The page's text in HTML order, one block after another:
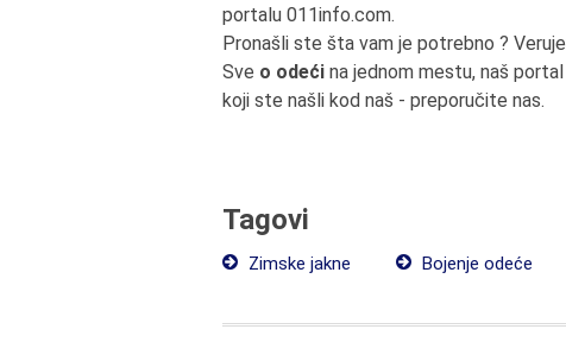
portalu 011info.com.
Pronašli ste šta vam je potrebno ?
Sve o odeći na jednom mestu, naš
koji ste našli kod naš - preporučite nas.
Tagovi
Zimske jakne Bojenje odeće